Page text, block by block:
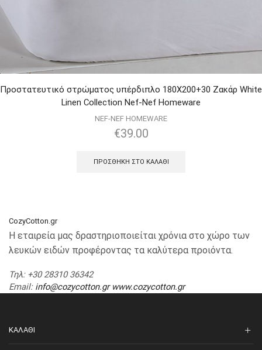
Προστατευτικό στρώματος υπέρδιπλο 180X200+30 Ζακάρ White
Linen Collection Nef-Nef Homeware
NEF-NEF HOMEWARE
€39.00
ΠΡΟΣΘΉΚΗ ΣΤΟ ΚΑΛΆΘΙ
CozyCotton.gr
Η εταιρεία μας δραστηριοποιείται χρόνια στο χώρο των
λευκών ειδών προφέροντας τα καλύτερα προιόντα.
Τηλ: +30 28310 36342
Email: info@cozycotton.gr www.cozycotton.gr
ΚΑΛΆΘΙ